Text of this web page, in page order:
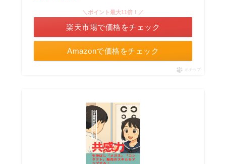
Amazonで価格をチェック
＼ポイント最大11倍！／
楽天市場で価格をチェック
ポチップ